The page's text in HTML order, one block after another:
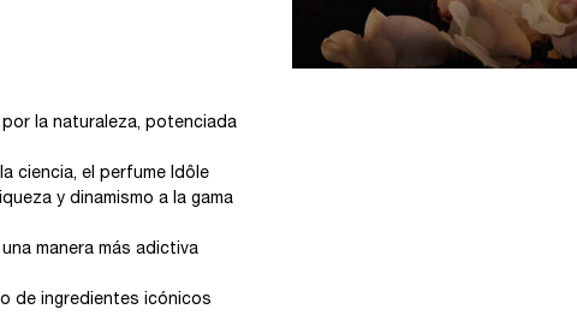
la naturaleza, potenciada
ciencia, el perfume Idôle
y dinamismo a la gama
manera más adictiva
de ingredientes icónicos